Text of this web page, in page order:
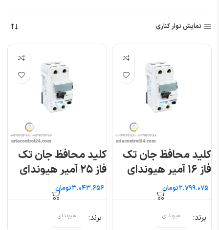
نمایش نوار کناری
کلید محافظ جان تک
فاز ۱۶ آمپر هیوندای
تومان
برند هیوندای
کلید محافظ جان تک
فاز ۲۵ آمپر هیوندای
تومان
برند هیوندای